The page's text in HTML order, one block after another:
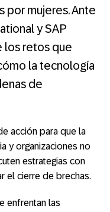
por mujeres. Ante
y SAP
los retos que
la tecnología
de
acción para que la
y organizaciones no
estrategias con
el cierre de brechas.
enfrentan las